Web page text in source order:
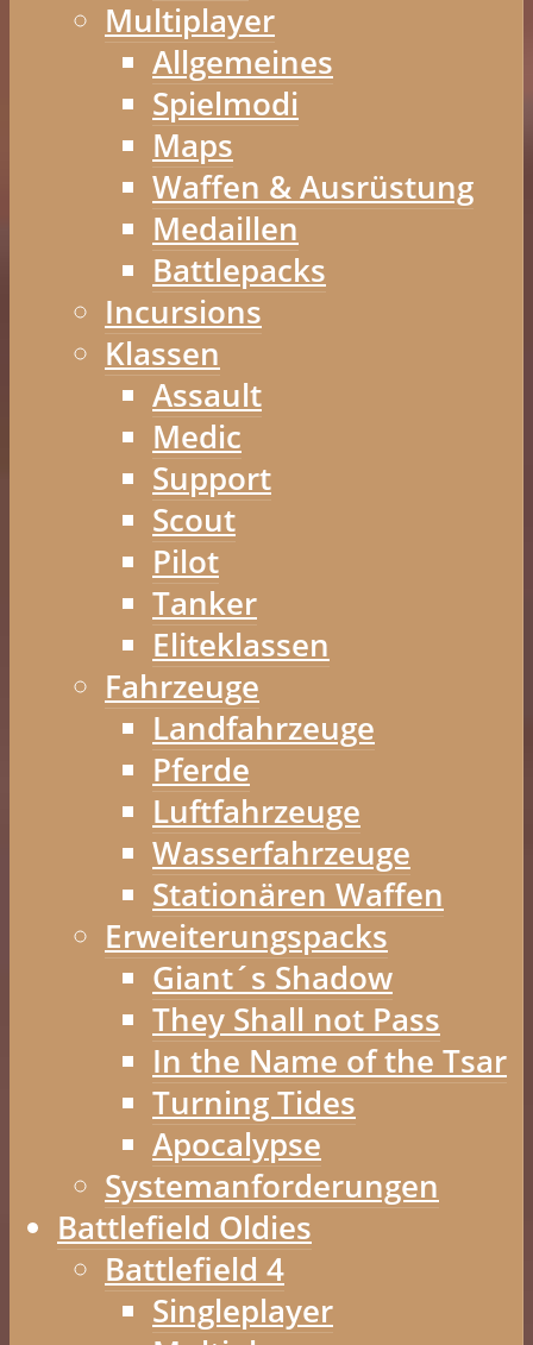
Multiplayer
Allgemeines
Spielmodi
Maps
Waffen & Ausrüstung
Medaillen
Battlepacks
Incursions
Klassen
Assault
Medic
Support
Scout
Pilot
Tanker
Eliteklassen
Fahrzeuge
Landfahrzeuge
Pferde
Luftfahrzeuge
Wasserfahrzeuge
Stationären Waffen
Erweiterungspacks
Giant´s Shadow
They Shall not Pass
In the Name of the Tsar
Turning Tides
Apocalypse
Systemanforderungen
Battlefield Oldies
Battlefield 4
Singleplayer